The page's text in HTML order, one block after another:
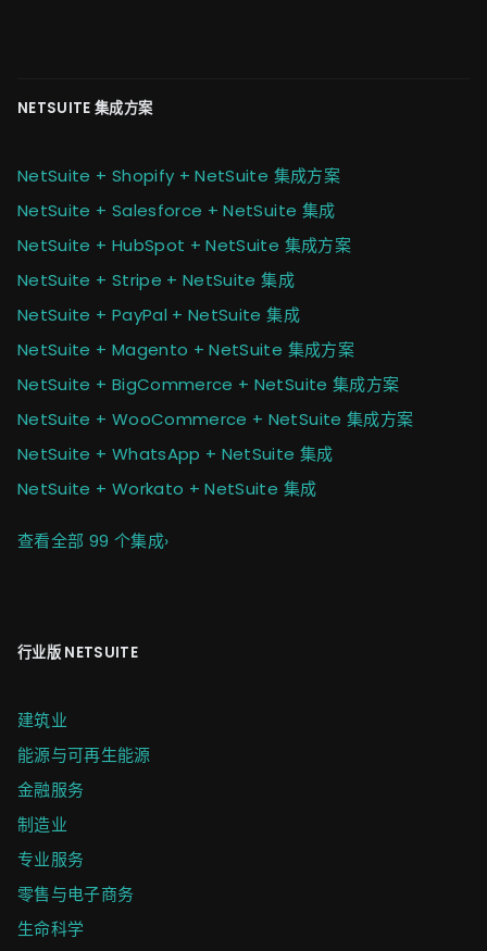
NETSUITE 集成方案
NetSuite + Shopify + NetSuite 集成方案
NetSuite + Salesforce + NetSuite 集成
NetSuite + HubSpot + NetSuite 集成方案
NetSuite + Stripe + NetSuite 集成
NetSuite + PayPal + NetSuite 集成
NetSuite + Magento + NetSuite 集成方案
NetSuite + BigCommerce + NetSuite 集成方案
NetSuite + WooCommerce + NetSuite 集成方案
NetSuite + WhatsApp + NetSuite 集成
NetSuite + Workato + NetSuite 集成
查看全部 99 个集成›
行业版 NETSUITE
建筑业
能源与可再生能源
金融服务
制造业
专业服务
零售与电子商务
生命科学